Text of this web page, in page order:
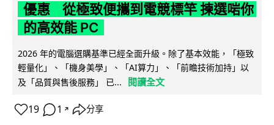
優惠 從極致便攜到電競標竿 揀選啱你
的高效能 PC
2026 年的電腦選購基準已經全面升級。除了基本效能，「極致
輕量化」、「機身美學」、「AI算力」、「前瞻技術加持」以
及「品質與售後服務」 已...
閱讀全文
19 1 ↗ 分享